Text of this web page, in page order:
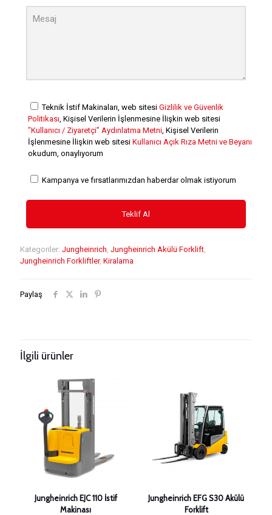
Teknik İstif Makinaları, web sitesi Gizlilik ve Güvenlik
Politikası , Kişisel Verilerin İşlenmesine İlişkin web sitesi
"Kullanıcı / Ziyaretçi” Aydınlatma Metni , Kişisel Verilerin
İşlenmesine İlişkin web sitesi Kullanıcı Açık Rıza Metni ve Beyanı
okudum, onaylıyorum
Kampanya ve fırsatlarımızdan haberdar olmak istiyorum
Kategoriler: Jungheinrich Jungheinrich Akülü Forklift
Jungheinrich Forkliftler, Kiralama
Paylaş
İlgili ürünler
Jungheinrich EJC 110 İstif
Makinası
Jungheinrich EFG S30 Akülü
Forklift